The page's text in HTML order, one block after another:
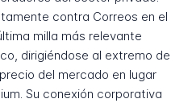
contra Correos en el
milla más relevante
dirigiéndose al extremo de
del mercado en lugar
Su conexión corporativa